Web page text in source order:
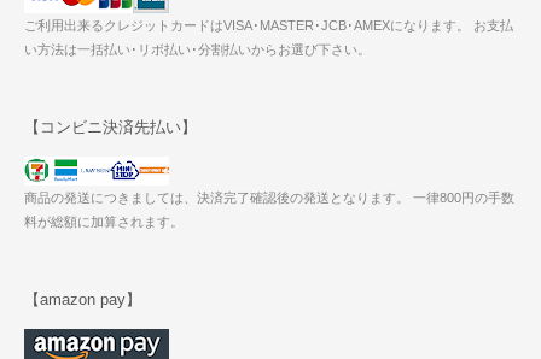
ご利用出来るクレジットカードはVISA･MASTER･JCB･AMEXになります。 お支払
い方法は一括払い･リボ払い･分割払いからお選び下さい。
【コンビニ決済先払い】
商品の発送につきましては、決済完了確認後の発送となります。 一律800円の手数
料が総額に加算されます。
【amazon pay】